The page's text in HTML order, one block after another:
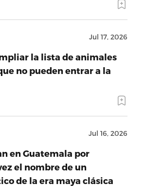
Jul 17, 2026
la lista de animales
no pueden entrar a la
Jul 16, 2026
en Guatemala por
el nombre de un
de la era maya clásica